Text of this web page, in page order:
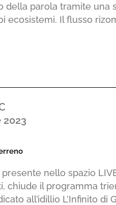
della parola tramite una
ecosistemi. Il flusso
2023
presente nello spazio
chiude il programma
all’idillio L’Infinito di